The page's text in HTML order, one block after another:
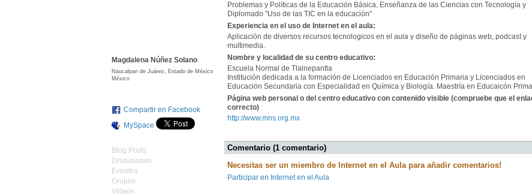
Magdalena Núñez Solano
Naucalpan de Juárez, Estado de México
México
Compartir en Facebook
MySpace
Blog Posts
Discusiones
Eventos
Grupos
Vídeos
Problemas y Políticas de la Educación Básica, Enseñanza de las Ciencias con Tecnología y
Diplomado "Uso de las TIC en la educación"
Experiencia en el uso de Internet en el aula:
Aplicación de diversos recursos tecnologicos en el aula y diseño de páginas web, podcast y
multimedia.
Nombre y localidad de su centro educativo:
Escuela Normal de Tlalnepantla
Institución dedicada a la formación de Licenciados en Educación Primaria y Licenciados en
Educación Secundaria con Especialidad en Química y Biología. Maestría en Educaicón
Página web personal o del centro educativo con contenido visible (compruebe que el
correcto)
http://www.mns.org.mx
Comentario (1 comentario)
Necesitas ser un miembro de Internet en el Aula para añadir comentarios!
Participar en Internet en el Aula